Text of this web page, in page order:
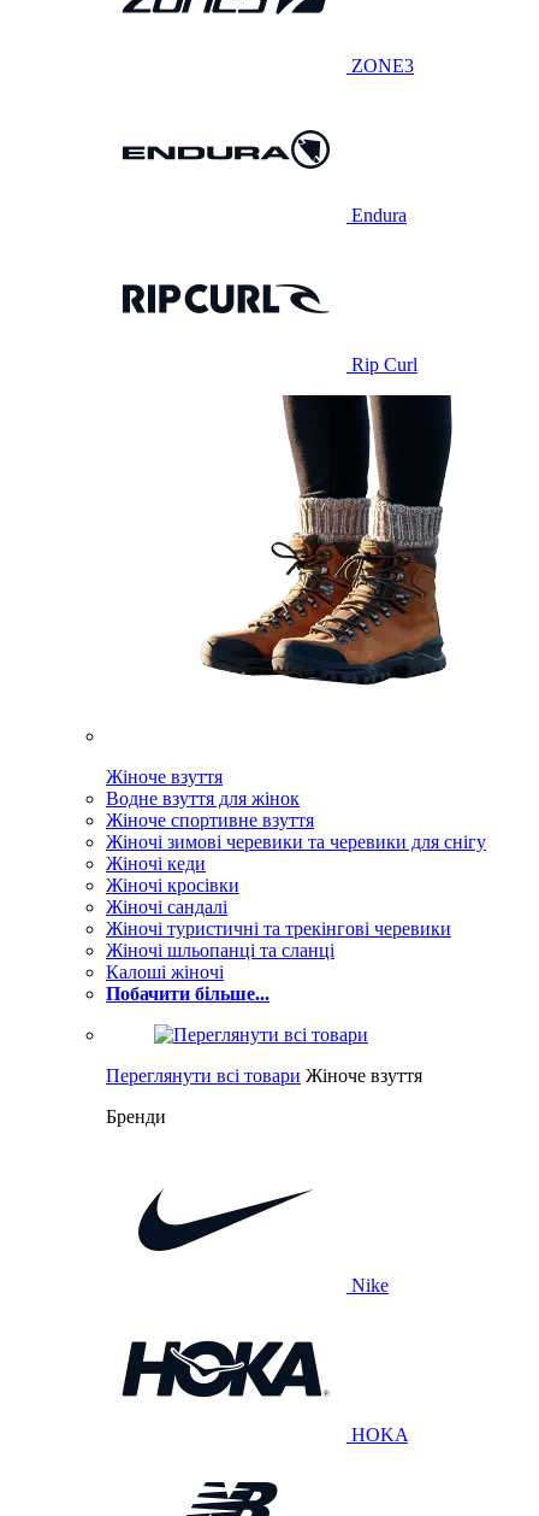
ZONE3
Endura
Rip Curl
Жіноче взуття
Водне взуття для жінок
Жіноче спортивне взуття
Жіночі зимові черевики та черевики для снігу
Жіночі кеди
Жіночі кросівки
Жіночі сандалі
Жіночі туристичні та трекінгові черевики
Жіночі шльопанці та сланці
Калоші жіночі
Побачити більше...
Переглянути всі товари Жіноче взуття
Бренди
Nike
HOKA